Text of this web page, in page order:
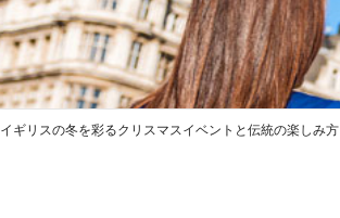
イギリスの冬を彩るクリスマスイベントと伝統の楽しみ方